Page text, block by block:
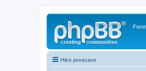
Hitre povezave